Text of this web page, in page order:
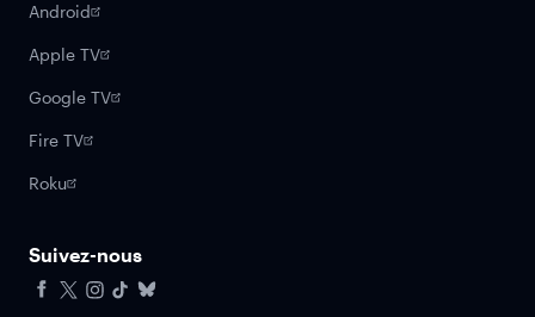
Android
Apple TV
Google TV
Fire TV
Roku
Suivez-nous